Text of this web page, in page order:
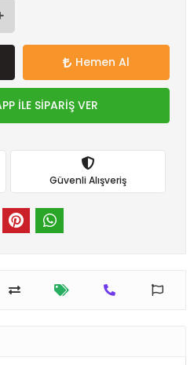
Hemen Al
İLE SİPARİŞ VER
Güvenli Alışveriş